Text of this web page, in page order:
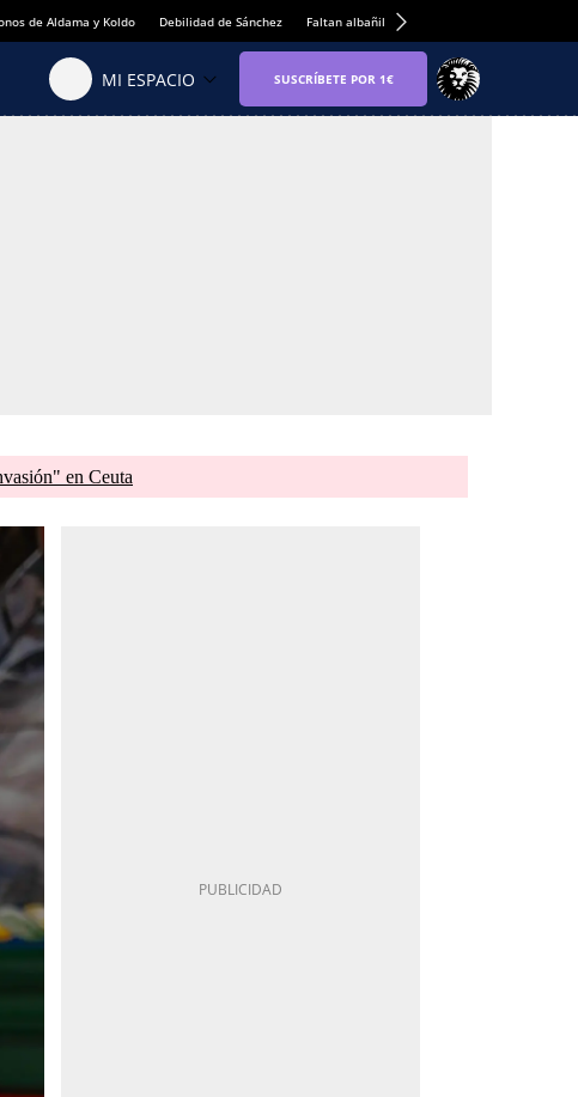
de Aldama y Koldo Debilidad de Sánchez Faltan albañiles
en Ceuta